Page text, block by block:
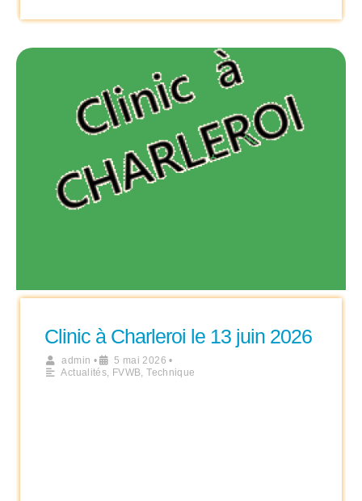
Clinic à Charleroi le 13 juin 2026
admin • 5 mai 2026 •
Actualités, FVWB,Technique